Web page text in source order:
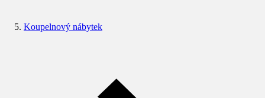
Koupelnový nábytek